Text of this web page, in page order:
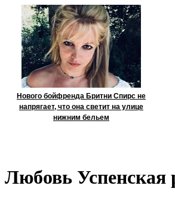
Нового бойфренда Бритни Спирс не
напрягает, что она светит на улице
нижним бельем
Любовь Успенская